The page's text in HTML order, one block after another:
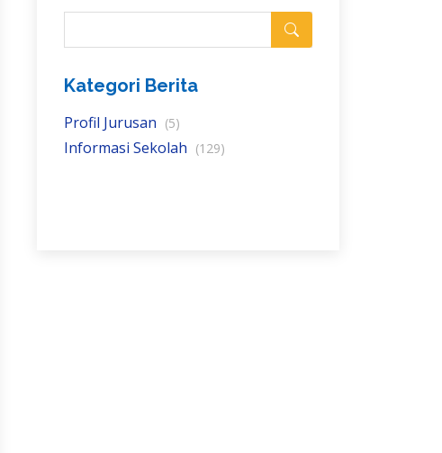
Kategori Berita
Profil Jurusan (5)
Informasi Sekolah (129)